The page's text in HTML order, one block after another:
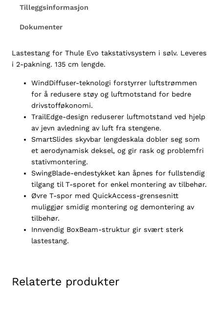
i
g
a
r
Tilleggsinformasjon
Dokumenter
Lastestang for Thule Evo takstativsystem i sølv. Leveres
i 2-pakning. 135 cm lengde.
WindDiffuser-teknologi forstyrrer luftstrømmen
for å redusere støy og luftmotstand for bedre
drivstofføkonomi.
TrailEdge-design reduserer luftmotstand ved hjelp
av jevn avledning av luft fra stengene.
SmartSlides skyvbar lengdeskala dobler seg som
et aerodynamisk deksel, og gir rask og problemfri
stativmontering.
SwingBlade-endestykket kan åpnes for fullstendig
tilgang til T-sporet for enkel montering av tilbehør.
Øvre T-spor med QuickAccess-grensesnitt
muliggjør smidig montering og demontering av
tilbehør.
Innvendig BoxBeam-struktur gir svært sterk
lastestang.
Relaterte produkter